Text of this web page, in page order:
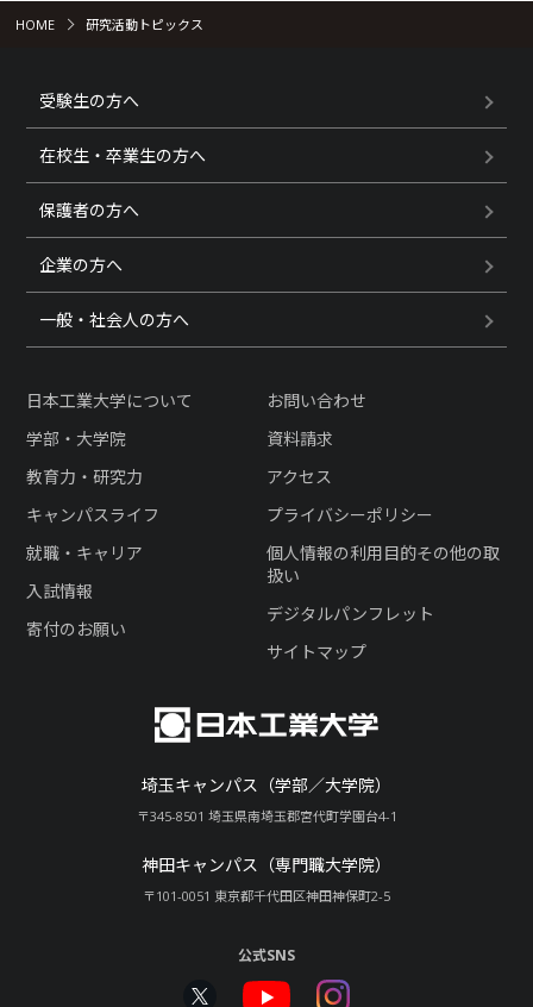
HOME 研究活動トピックス
受験生の方へ
在校生・卒業生の方へ
保護者の方へ
企業の方へ
一般・社会人の方へ
埼玉キャンパス（学部／大学院）
〒345-8501 埼玉県南埼玉郡宮代町学園台4-1
神田キャンパス（専門職大学院）
〒101-0051 東京都千代田区神田神保町2-5
日本工業大学について
学部・大学院
教育力・研究力
キャンパスライフ
就職・キャリア
入試情報
寄付のお願い
お問い合わせ
資料請求
アクセス
プライバシーポリシー
個人情報の利用目的その他の取
扱い
デジタルパンフレット
サイトマップ
公式SNS